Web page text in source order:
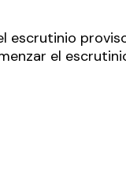
escrutinio
el